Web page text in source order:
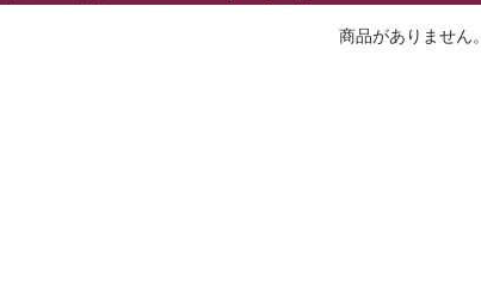
商品がありません。